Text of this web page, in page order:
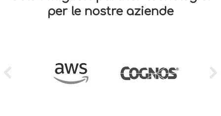
per le nostre aziende